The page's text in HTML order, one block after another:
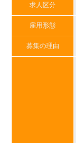
求人区分
雇用形態
募集の理由